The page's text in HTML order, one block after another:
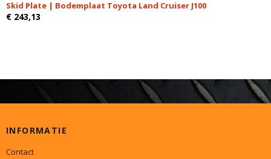
Skid Plate | Bodemplaat Toyota Land Cruiser J100
€ 243,13
INFORMATIE
Contact